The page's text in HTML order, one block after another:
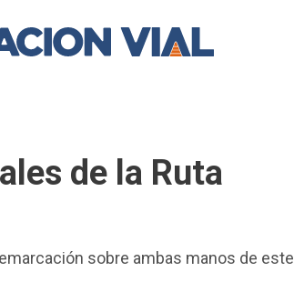
de la Ruta
sobre ambas manos de este